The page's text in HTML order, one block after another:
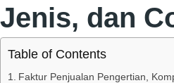
Jenis, dan
Table of Contents
Faktur Penjualan Pengertian,